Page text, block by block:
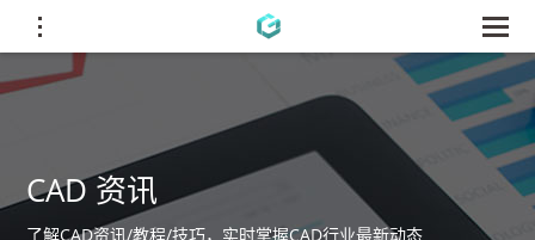
CAD 资讯
了解CAD资讯/教程/技巧，实时掌握CAD行业最新动态